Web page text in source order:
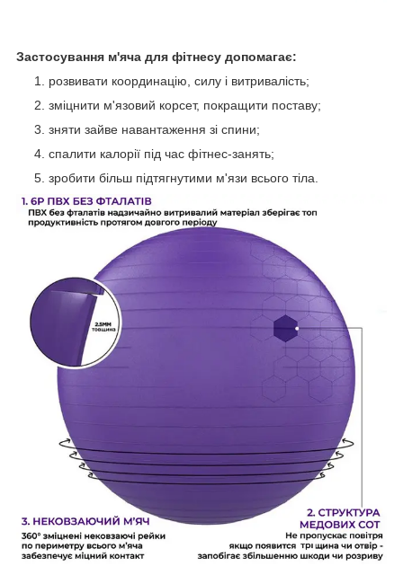
Застосування м'яча для фітнесу допомагає:
розвивати координацію, силу і витривалість;
зміцнити м'язовий корсет, покращити поставу;
зняти зайве навантаження зі спини;
спалити калорії під час фітнес-занять;
зробити більш підтягнутими м'язи всього тіла.